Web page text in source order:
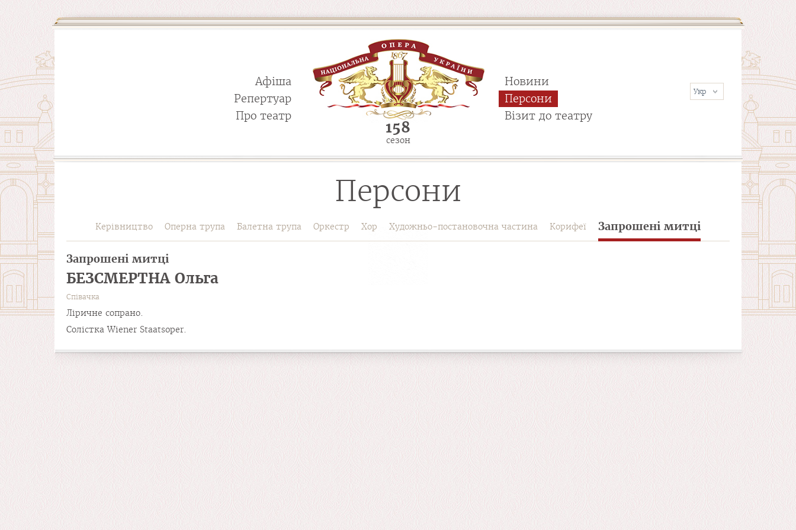
Афіша
Репертуар
Про театр
Новини
Персони
Візит до театру
158
сезон
Персони
Керівництво Оперна трупа Балетна трупа Оркестр Хор Художньо-постановочна частина Корифеї Запрошені митці
Запрошені митці
БЕЗСМЕРТНА Ольга
Співачка
Ліричне сопрано.
Солістка Wiener Staatsoper.